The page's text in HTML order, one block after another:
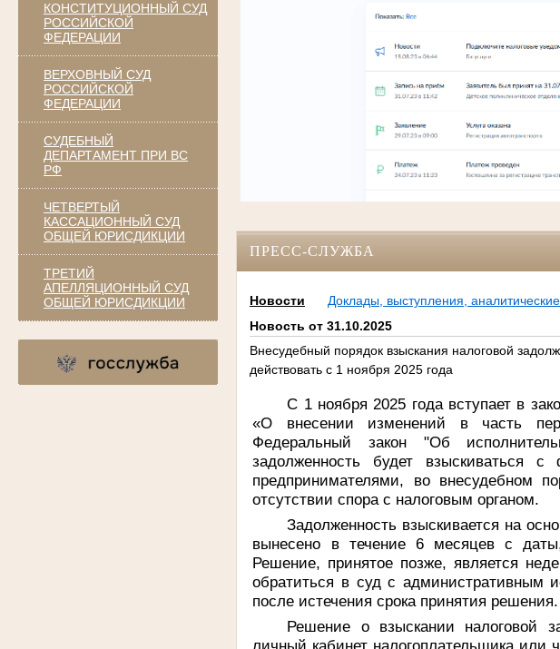
КОНСТИТУЦИОННЫЙ СУД
РОССИЙСКОЙ
ФЕДЕРАЦИИ
ВЕРХОВНЫЙ СУД
РОССИЙСКОЙ
ФЕДЕРАЦИИ
СУДЕБНЫЙ
ДЕПАРТАМЕНТ ПРИ ВС
РФ
ЧЕТВЕРТЫЙ
КАССАЦИОННЫЙ СУД
ОБЩЕЙ ЮРИСДИКЦИИ
ТРЕТИЙ
АПЕЛЛЯЦИОННЫЙ СУД
ОБЩЕЙ ЮРИСДИКЦИИ
ПРЕСС-СЛУЖБА
Новости Доклады, выступления,
Новость от 31.10.2025
Внесудебный порядок взыскания налоговой
действовать с 1 ноября 2025 года
С 1 ноября 2025 года вступает в
«О внесении изменений в часть
Федеральный закон "Об
задолженность будет взыскиваться
предпринимателями, во внесудебном
отсутствии спора с налоговым органом.
Задолженность взыскивается на
вынесено в течение 6 месяцев с
Решение, принятое позже, является
обратиться в суд с административным
после истечения срока принятия решения.
Решение о взыскании налоговой